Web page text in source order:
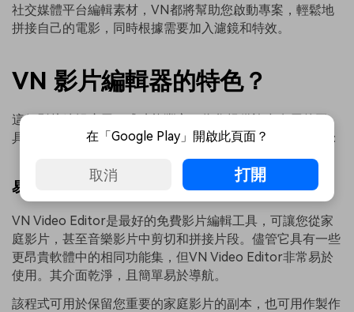
社交媒體平台編輯素材，VN都將幫助您啟動專案，輕鬆地
拼接自己的電影，同時根據需要加入濾鏡和特效。
VN 影片編輯器的特色？
這個影片編輯應用程式功能豐富，為您提供許多有用的工
具，可用於隨時隨地的影片編輯。讓我們來看看一些功能：
易於使用
VN Video Editor是最好的免費影片編輯工具，可讓您從家
庭影片，甚至音樂影片中剪切和拼接片段。儘管它具有一些
更昂貴軟體中的相同功能集，但VN Video Editor非常易於
使用。其介面乾淨，且簡單易於導航。
該程式可用於保留您重要的家庭影片的副本，也可用作製作
在「Google Play」開啟此頁面？
取消 打開